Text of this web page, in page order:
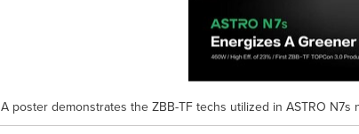
A poster demonstrates the ZBB-TF techs utilized in ASTRO N7s